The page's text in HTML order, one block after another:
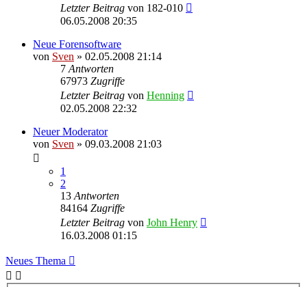
Letzter Beitrag von 182-010
06.05.2008 20:35
Neue Forensoftware
von Sven » 02.05.2008 21:14
7 Antworten
67973 Zugriffe
Letzter Beitrag von Henning
02.05.2008 22:32
Neuer Moderator
von Sven » 09.03.2008 21:03
1
2
13 Antworten
84164 Zugriffe
Letzter Beitrag von John Henry
16.03.2008 01:15
Neues Thema